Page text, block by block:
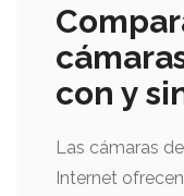
con y
Las cámaras
Internet